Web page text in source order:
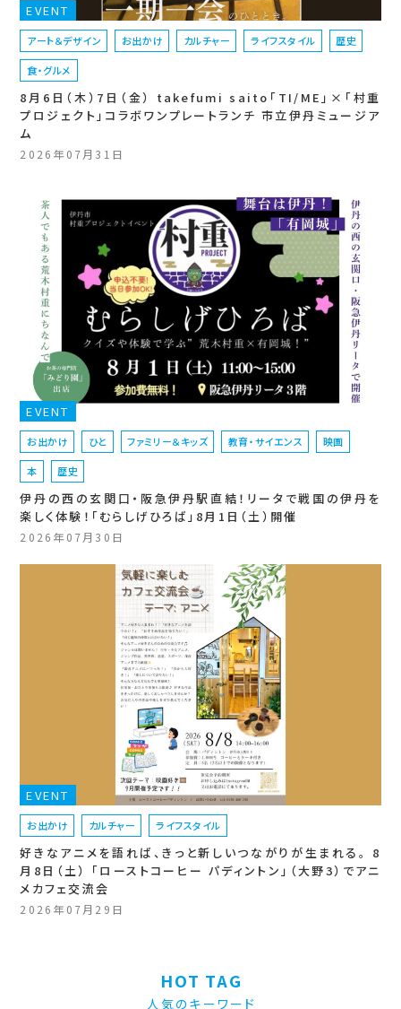
EVENT
アート＆デザイン お出かけ カルチャー ライフスタイル 歴史
食・グルメ
8月6日（木）7日（金） takefumi saito「TI/ME」×「村重
プロジェクト」コラボワンプレートランチ 市立伊丹ミュージア
ム
2026年07月31日
EVENT
お出かけ ひと ファミリー＆キッズ 教育・サイエンス 映画
本 歴史
伊丹の西の玄関口・阪急伊丹駅直結！リータで戦国の伊丹を
楽しく体験！「むらしげひろば」8月1日（土）開催
2026年07月30日
EVENT
お出かけ カルチャー ライフスタイル
好きなアニメを語れば、きっと新しいつながりが生まれる。 8
月8日（土） 「ローストコーヒー パディントン」（大野3）でアニ
メカフェ交流会
2026年07月29日
HOT TAG
人気のキーワード